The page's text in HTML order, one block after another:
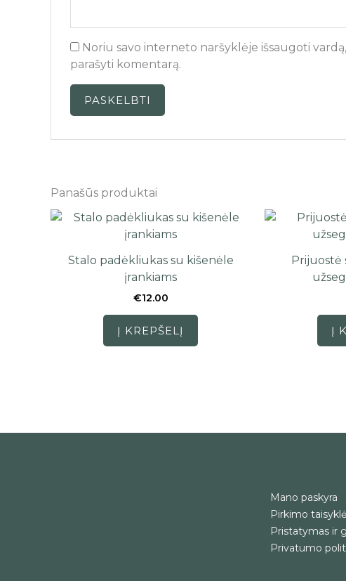
Noriu savo interneto naršyklėje išsaugoti
parašyti komentarą.
Panašūs produktai
Stalo padėkliukas su kišenėle
įrankiams
€12.00
Į KREPŠELĮ
Prijuostė
Į
Mano paskyra
Pirkimo
Pristatymas ir
Privatumo